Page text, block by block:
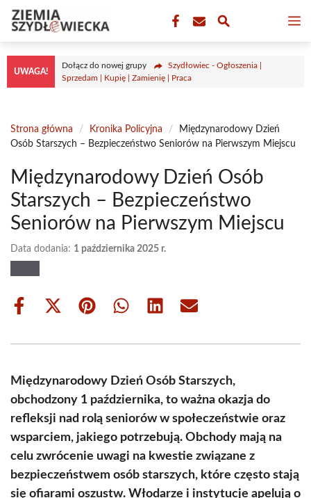
Przejdź
treści
UWAGA!
Dołącz do nowej grupy
Szydłowiec - Ogłoszenia |
Sprzedam | Kupię | Zamienię | Praca
Strona główna / Kronika Policyjna /
Międzynarodowy Dzień
Osób Starszych – Bezpieczeństwo Seniorów na Pierwszym Miejscu
Międzynarodowy Dzień Osób
Starszych – Bezpieczeństwo
Seniorów na Pierwszym Miejscu
Data dodania: 1 października 2025 r.
Share
Share
(Twitter)
Share Share Share Share
Międzynarodowy Dzień Osób Starszych,
obchodzony 1 października, to ważna okazja do
refleksji nad rolą seniorów w społeczeństwie oraz
wsparciem, jakiego potrzebują. Obchody mają na
celu zwrócenie uwagi na kwestie związane z
bezpieczeństwem osób starszych, które często stają
się ofiarami oszustw. Włodarze i instytucje apelują o